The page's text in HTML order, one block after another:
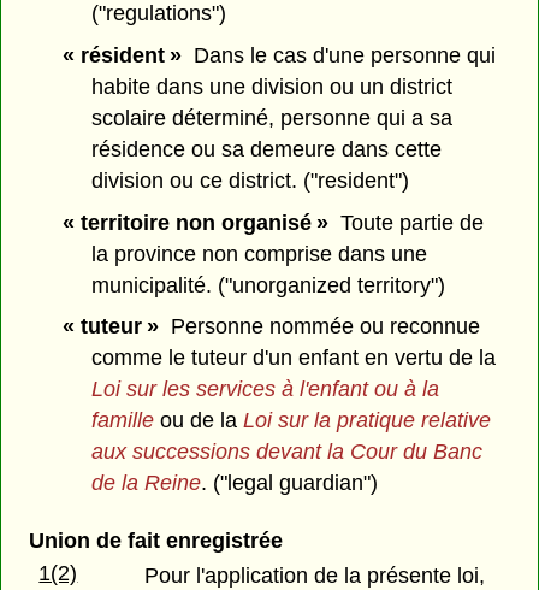
("regulations")
« résident »Dans le cas d'une personne qui
habite dans une division ou un district
scolaire déterminé, personne qui a sa
résidence ou sa demeure dans cette
division ou ce district. ("resident")
« territoire non organisé »Toute partie de
la province non comprise dans une
municipalité. ("unorganized territory")
« tuteur »Personne nommée ou reconnue
comme le tuteur d'un enfant en vertu de la
Loi sur les services à l'enfant ou à la
famille ou de laLoi sur la pratique relative
aux successions devant la Cour du Banc
de la Reine. ("legal guardian")
Union de fait enregistrée
1(2)
Pour l'application de la présente loi,